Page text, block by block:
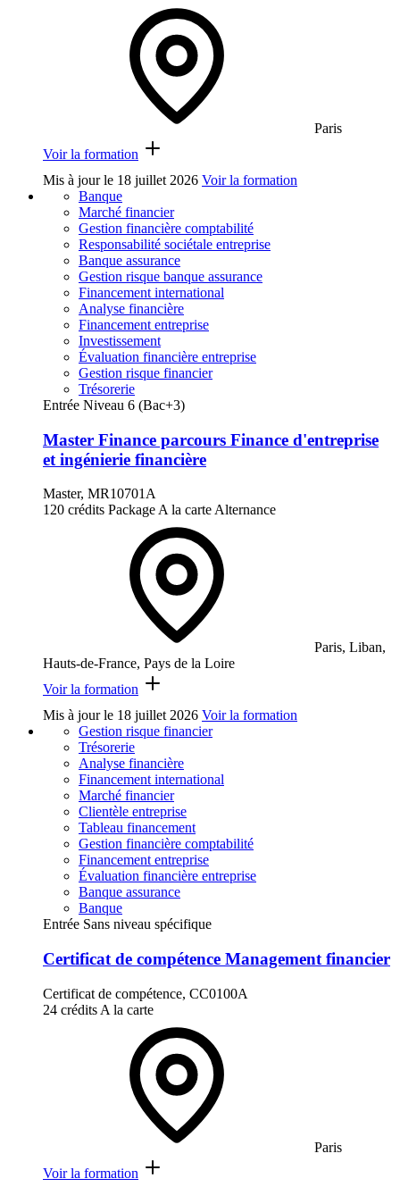
Paris
Voir la formation
Mis à jour le 18 juillet 2026 Voir la formation
Banque
Marché financier
Gestion financière comptabilité
Responsabilité sociétale entreprise
Banque assurance
Gestion risque banque assurance
Financement international
Analyse financière
Financement entreprise
Investissement
Évaluation financière entreprise
Gestion risque financier
Trésorerie
Entrée Niveau 6 (Bac+3)
Master Finance parcours Finance d'entreprise
et ingénierie financière
Master, MR10701A
120 crédits PackageA la carteAlternance
Paris, Liban,
Hauts-de-France, Pays de la Loire
Voir la formation
Mis à jour le 18 juillet 2026 Voir la formation
Gestion risque financier
Trésorerie
Analyse financière
Financement international
Marché financier
Clientèle entreprise
Tableau financement
Gestion financière comptabilité
Financement entreprise
Évaluation financière entreprise
Banque assurance
Banque
Entrée Sans niveau spécifique
Certificat de compétence Management financier
Certificat de compétence, CC0100A
24 crédits A la carte
Paris
Voir la formation